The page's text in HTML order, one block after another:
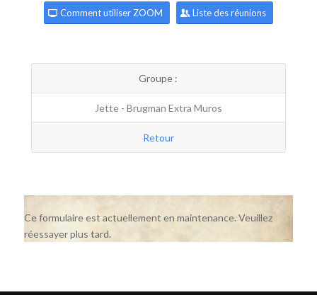
Comment utiliser ZOOM Liste des réunions
Groupe :
Jette - Brugman Extra Muros
Retour
Ce formulaire est actuellement en maintenance. Veuillez
réessayer plus tard.